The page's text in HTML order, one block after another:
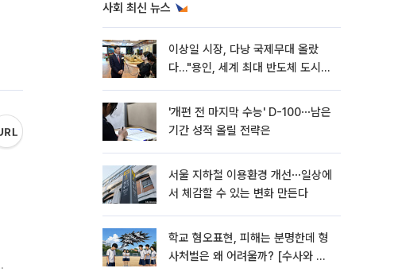
사회 최신 뉴스
이상일 시장, 다낭 국제무대 올랐
다…"용인, 세계 최대 반도체 도시
'개편 전 마지막 수능' D-100⋯남은
기간 성적 올릴 전략은
서울 지하철 이용환경 개선⋯일상에
서 체감할 수 있는 변화 만든다
학교 혐오표현, 피해는 분명한데 형
사처벌은 왜 어려울까? [수사와 재